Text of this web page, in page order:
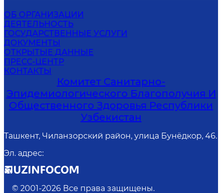
ОБ ОРГАНИЗАЦИИ
ДЕЯТЕЛЬНОСТЬ
ГОСУДАРСТВЕННЫЕ УСЛУГИ
ДОКУМЕНТЫ
ОТКРЫТЫЕ ДАННЫЕ
ПРЕСС-ЦЕНТР
КОНТАКТЫ
Комитет Санитарно-
Эпидемиологического Благополучия И
Общественного Здоровья Республики
Узбекистан
Ташкент, Чиланзорский район, улица Бунёдкор, 46.
Эл. адрес:
© 2001-2026 Все права защищены.